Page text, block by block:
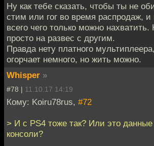
Ну как тебе сказать, чтобы ты не
стим или гог во время распродаж, и
всего чего только можно
просто на развес с другим.
Правда нету платного
огорчает немного, но жить можно.
Whisper »
#78 | 11.10.17 14:19
Кому: Koiru78rus, #72
> И с PS4 тоже так? Или это
консоли?